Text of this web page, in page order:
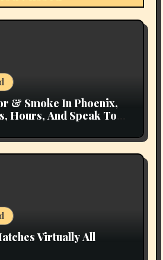
& Smoke In Phoenix,
Hours, And Speak To
Virtually All